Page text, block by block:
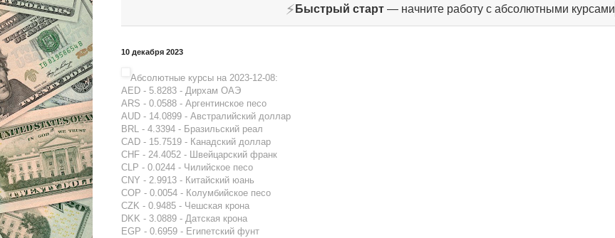
⚡ Быстрый старт — начните работу с абсолютными курсами
10 декабря 2023
Абсолютные курсы на 2023-12-08:
AED - 5.8283 - Дирхам ОАЭ
ARS - 0.0588 - Аргентинское песо
AUD - 14.0899 - Австралийский доллар
BRL - 4.3394 - Бразильский реал
CAD - 15.7519 - Канадский доллар
CHF - 24.4052 - Швейцарский франк
CLP - 0.0244 - Чилийское песо
CNY - 2.9913 - Китайский юань
COP - 0.0054 - Колумбийское песо
CZK - 0.9485 - Чешская крона
DKK - 3.0889 - Датская крона
EGP - 0.6959 - Египетский фунт